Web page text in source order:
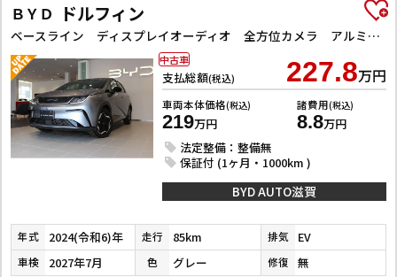
ＢＹＤ ドルフィン
ベースライン ディスプレイオーディオ 全方位カメラ アルミホイール 電動シート ブラインドスポットモニター シートヒーター アダプティブクルーズコントロール
支払総額(税込) 227.8万円
車両本体価格(税込)
219万円
諸費用(税込)
8.8万円
法定整備：整備無
保証付 (1ヶ月・1000km )
中古車
BYD AUTO滋賀
年式 2024(令和6)年 走行 85km 排気 EV
車検 2027年7月 色 グレー 修復 無